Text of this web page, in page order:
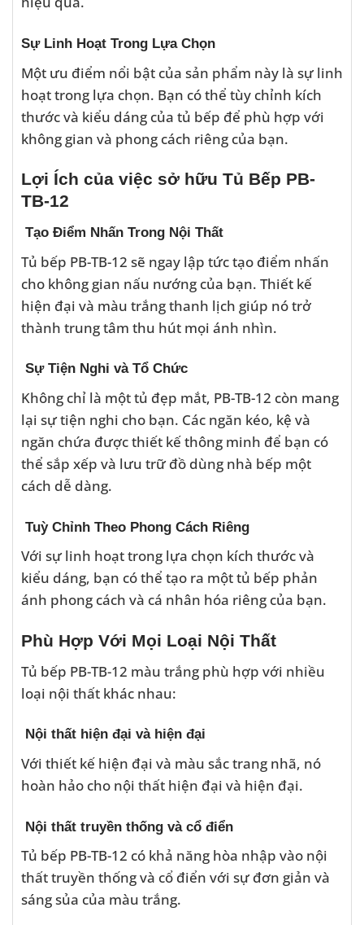
Sự Linh Hoạt Trong Lựa Chọn
Một ưu điểm nổi bật của sản phẩm này là sự linh
hoạt trong lựa chọn. Bạn có thể tùy chỉnh kích
thước và kiểu dáng của tủ bếp để phù hợp với
không gian và phong cách riêng của bạn.
Lợi Ích của việc sở hữu Tủ Bếp PB-
TB-12
Tạo Điểm Nhấn Trong Nội Thất
Tủ bếp PB-TB-12 sẽ ngay lập tức tạo điểm nhấn
cho không gian nấu nướng của bạn. Thiết kế
hiện đại và màu trắng thanh lịch giúp nó trở
thành trung tâm thu hút mọi ánh nhìn.
Sự Tiện Nghi và Tổ Chức
Không chỉ là một tủ đẹp mắt, PB-TB-12 còn mang
lại sự tiện nghi cho bạn. Các ngăn kéo, kệ và
ngăn chứa được thiết kế thông minh để bạn có
thể sắp xếp và lưu trữ đồ dùng nhà bếp một
cách dễ dàng.
Tuỳ Chỉnh Theo Phong Cách Riêng
Với sự linh hoạt trong lựa chọn kích thước và
kiểu dáng, bạn có thể tạo ra một tủ bếp phản
ánh phong cách và cá nhân hóa riêng của bạn.
Phù Hợp Với Mọi Loại Nội Thất
Tủ bếp PB-TB-12 màu trắng phù hợp với nhiều
loại nội thất khác nhau:
Nội thất hiện đại và hiện đại
Với thiết kế hiện đại và màu sắc trang nhã, nó
hoàn hảo cho nội thất hiện đại và hiện đại.
Nội thất truyền thống và cổ điển
Tủ bếp PB-TB-12 có khả năng hòa nhập vào nội
thất truyền thống và cổ điển với sự đơn giản và
sáng sủa của màu trắng.